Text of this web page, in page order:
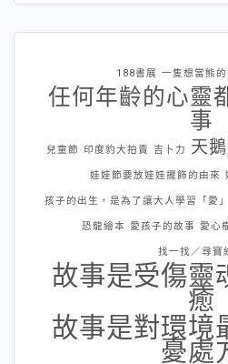
188書展 一隻想當熊的
任何年齡的心靈
事
兒童節 印度豹大拍賣 吉卜力 天
娃娃節要放娃娃擺飾的由來
孩子的出生，是為了讓大人學習「愛」
恐龍繪本 愛孩子的故事 愛心
找一找／尋寶
故事是受傷靈
癒
故事是對環境
憂處